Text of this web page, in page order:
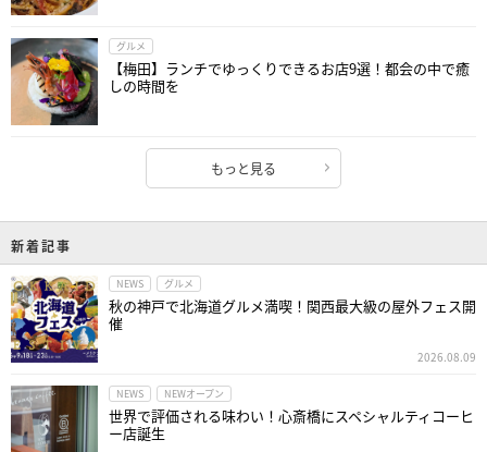
グルメ
【梅田】ランチでゆっくりできるお店9選！都会の中で癒
しの時間を
もっと見る
新着記事
NEWS グルメ
秋の神戸で北海道グルメ満喫！関西最大級の屋外フェス開
催
2026.08.09
NEWS NEWオープン
世界で評価される味わい！心斎橋にスペシャルティコーヒ
ー店誕生